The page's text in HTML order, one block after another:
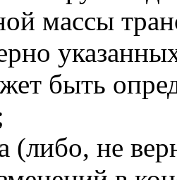
массы
быть
(либо, не